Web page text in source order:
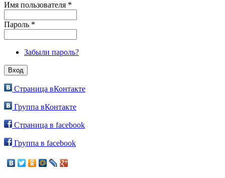
Имя пользователя *
Пароль *
Забыли пароль?
Страница вКонтакте
Группа вКонтакте
Страница в facebook
Группа в facebook